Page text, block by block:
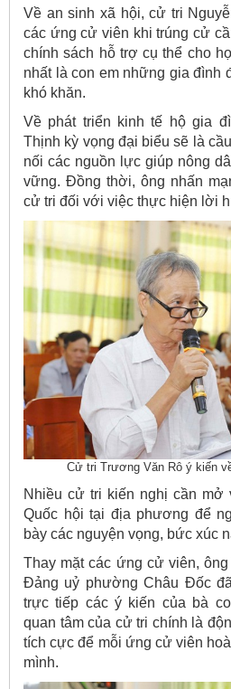
Về an sinh xã hội, cử tri
các ứng cử viên khi trúng cử
chính sách hỗ trợ cụ thể cho
nhất là con em những gia đình
khó khăn.
Về phát triển kinh tế hộ gia
Thịnh kỳ vọng đại biểu sẽ là
nối các nguồn lực giúp nông
vững. Đồng thời, ông nhấn
cử tri đối với việc thực hiện lời
Cử tri Trương Văn Rô ý kiến
Nhiều cử tri kiến nghị cần mở
Quốc hội tại địa phương để
bày các nguyện vọng, bức xúc
Thay mặt các ứng cử viên,
Đảng uỷ phường Châu Đốc
trực tiếp các ý kiến của bà
quan tâm của cử tri chính là
tích cực để mỗi ứng cử viên
mình.